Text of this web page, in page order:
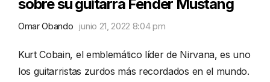
sobre su guitarra Fender Mustang
Omar Obando junio 21, 2022 8:04 pm
Kurt Cobain, el emblemático líder de Nirvana, es uno
los guitarristas zurdos más recordados en el mundo.